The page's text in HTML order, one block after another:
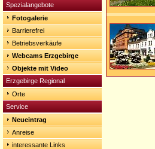
Spezialangebote
Fotogalerie
Barrierefrei
Betriebsverkäufe
Webcams Erzgebirge
Objekte mit Video
Erzgebirge Regional
Orte
Service
Neueintrag
Anreise
interessante Links